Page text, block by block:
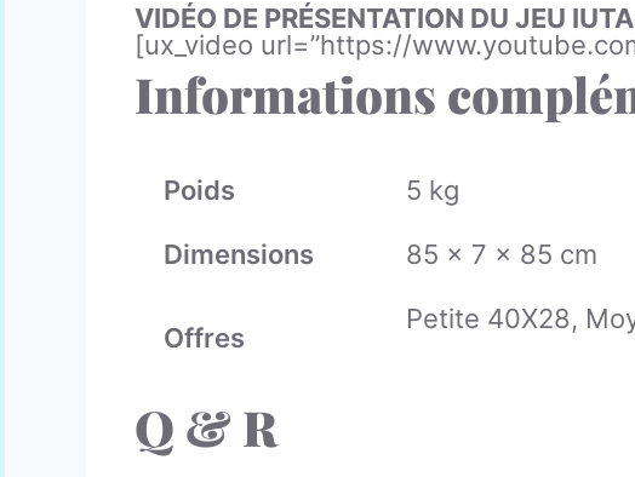
VIDÉO DE PRÉSENTATION DU JEU
[ux_video url=”https://
Informations
Poids 5 kg
Dimensions 85 × 7 × 85 cm
Offres
Petite 40X28,
Q & R